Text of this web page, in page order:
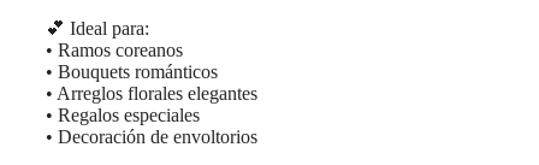
💕 Ideal para:
• Ramos coreanos
• Bouquets románticos
• Arreglos florales elegantes
• Regalos especiales
• Decoración de envoltorios